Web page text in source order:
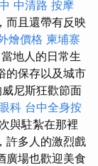
中清路 按摩
而且還帶有反映
燴價格 柬埔寨
當地人的日常生
的保存以及城市
尼斯狂歡節面
眼科 台中全身按
與駐紮在那裡
許多人的激烈戲
廣場也歡迎美食